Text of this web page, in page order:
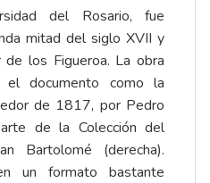
del Rosario, fue
mitad del siglo XVII y
los Figueroa. La obra
documento como la
de 1817, por Pedro
de la Colección del
Bartolomé (derecha).
un formato bastante